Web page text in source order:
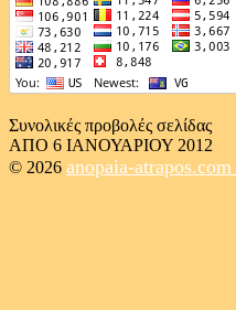
Συνολικές προβολές σελίδας
ΑΠΟ 6 ΙΑΝΟΥΑΡΙΟΥ 2012
© 2026 anopaia-atrapos.com